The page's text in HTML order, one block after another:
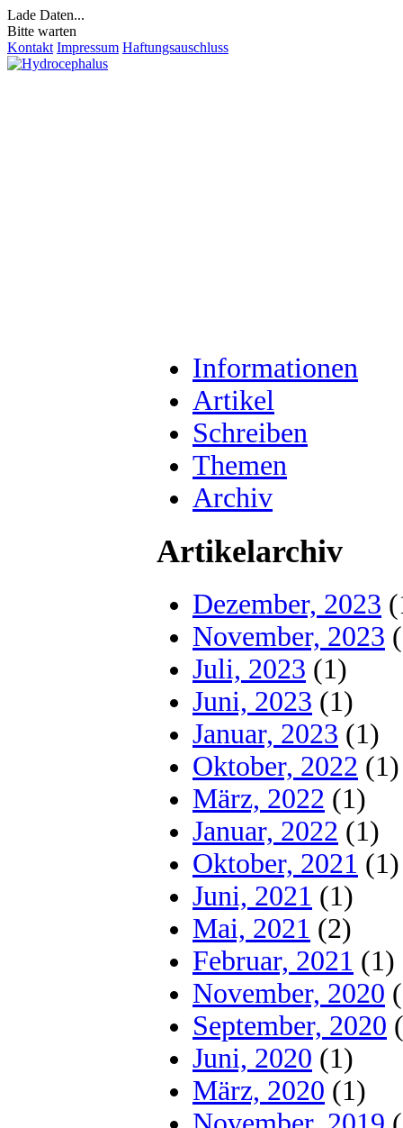
Lade Daten...
Bitte warten
Kontakt Impressum Haftungsauschluss
Informationen
Artikel
Schreiben
Themen
Archiv
Artikelarchiv
Dezember, 2023
November, 2023
Juli, 2023 (1)
Juni, 2023 (1)
Januar, 2023 (1)
Oktober, 2022 (1)
März, 2022 (1)
Januar, 2022 (1)
Oktober, 2021 (1)
Juni, 2021 (1)
Mai, 2021 (2)
Februar, 2021 (1)
November, 2020
September, 2020
Juni, 2020 (1)
März, 2020 (1)